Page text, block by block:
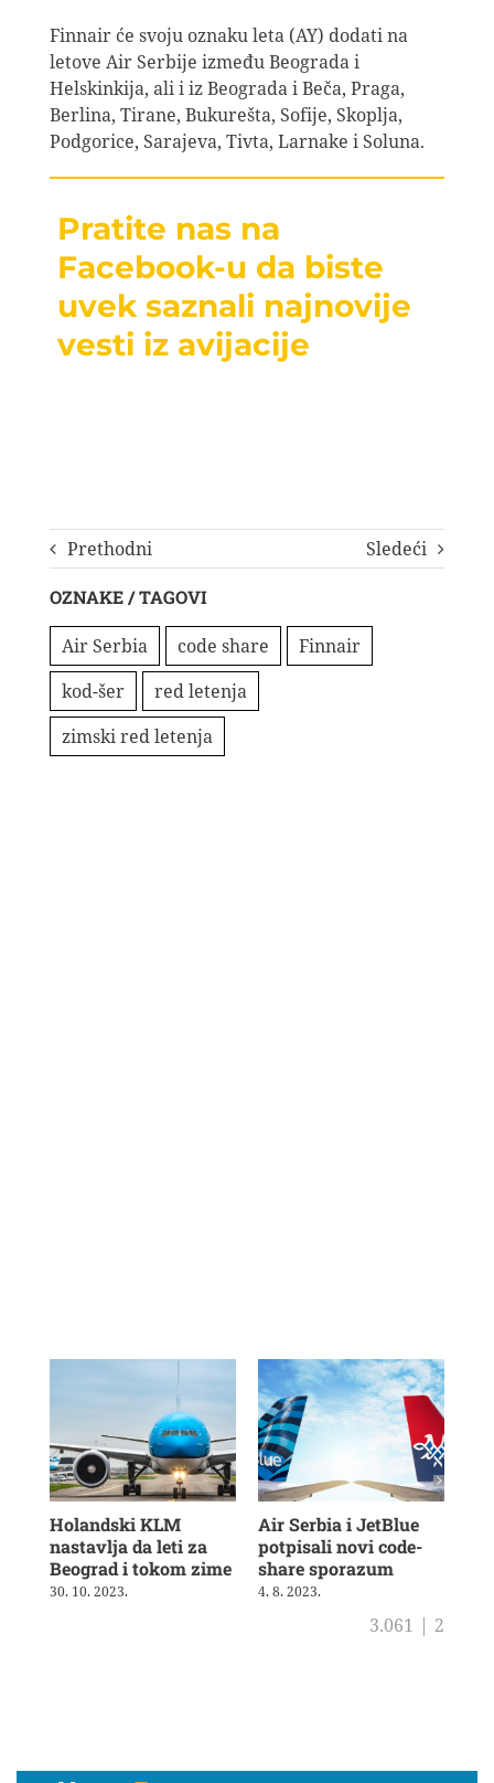
Finnair će svoju oznaku leta (AY) dodati na
letove Air Serbije između Beograda i
Helskinkija, ali i iz Beograda i Beča, Praga,
Berlina, Tirane, Bukurešta, Sofije, Skoplja,
Podgorice, Sarajeva, Tivta, Larnake i Soluna.
Pratite nas na
Facebook-u da biste
uvek saznali najnovije
vesti iz avijacije
Prethodni Sledeći
OZNAKE / TAGOVI
Air Serbia code share
Finnair
kod-šer
red letenja
zimski red letenja
Holandski KLM
nastavlja da leti za
Beograd i tokom zime
30. 10. 2023.
Air Serbia i JetBlue
potpisali novi code-
share sporazum
4. 8. 2023.
3.061 | 2